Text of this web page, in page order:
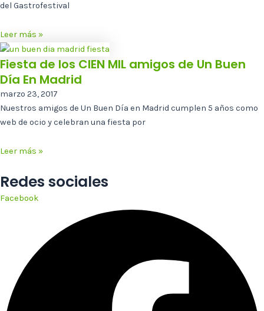
del Gastrofestival
Leer más »
Fiesta de los CIEN MIL amigos de Un Buen
Día En Madrid
marzo 23, 2017
Nuestros amigos de Un Buen Día en Madrid cumplen 5 años como
web de ocio y celebran una fiesta por
Leer más »
Redes sociales
Facebook